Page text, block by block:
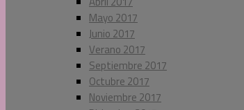
Mayo 2017
Junio 2017
Verano 2017
Septiembre 2017
Octubre 2017
Noviembre 2017